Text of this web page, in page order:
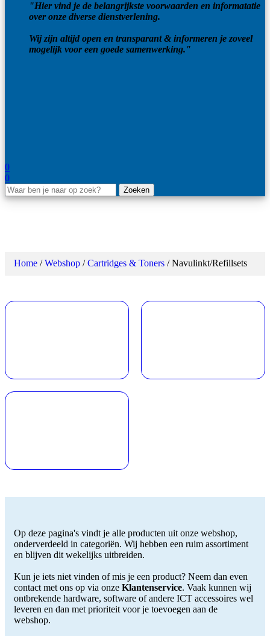
"Hier vind je de belangrijkste voorwaarden en informatatie
over onze diverse dienstverlening.
Wij zijn altijd open en transparant & informeren je zoveel
mogelijk voor een goede samenwerking."
0
0
Zoeken
Home / Webshop / Cartridges & Toners / Navulinkt/Refillsets
Op deze pagina's vindt je alle producten uit onze webshop,
onderverdeeld in categoriën. Wij hebben een ruim assortiment
en blijven dit wekelijks uitbreiden.
Kun je iets niet vinden of mis je een product? Neem dan even
contact met ons op via onze Klantenservice. Vaak kunnen wij
ontbrekende hardware, software of andere ICT accessoires wel
leveren en dan met prioriteit voor je toevoegen aan de
webshop.